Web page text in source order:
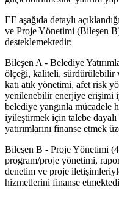
EF aşağıda detaylı
ve Proje Yönetimi (Bileşen
desteklemektedir:
Bileşen A - Belediye
ölçeği, kaliteli, sürdürülebilir
katı atık yönetimi, afet risk
yenilenebilir enerjiye erişimi
belediye yangınla mücadele
iyileştirmek için talebe dayalı
yatırımlarını finanse etmek
Bileşen B - Proje Yönetimi
program/proje yönetimi,
denetim ve proje
hizmetlerini finanse